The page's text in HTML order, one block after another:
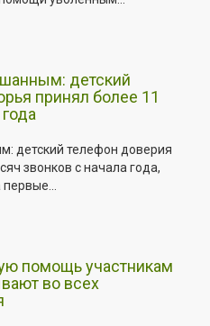
детский
принял более 11
детский телефон доверия
звонков с начала года,
помощь участникам
во всех